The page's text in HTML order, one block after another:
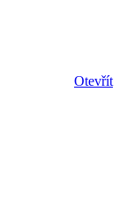
Otevřít